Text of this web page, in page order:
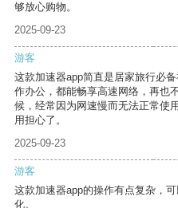
够放心购物。
2025-09-23
游客
这款加速器app简直是居家旅行必
作办公，都能畅享高速网络，再也
候，经常因为网速慢而无法正常使
用担心了。
2025-09-23
游客
这款加速器app的操作有点复杂，
化。